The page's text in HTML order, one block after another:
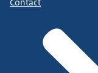
Contact